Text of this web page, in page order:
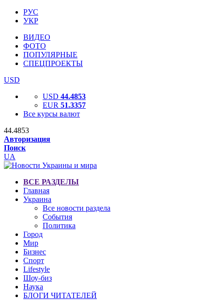
РУС
УКР
ВИДЕО
ФОТО
ПОПУЛЯРНЫЕ
СПЕЦПРОЕКТЫ
USD
USD 44.4853
EUR 51.3357
Все курсы валют
44.4853
Авторизация
Поиск
UA
ВСЕ РАЗДЕЛЫ
Главная
Украина
Все новости раздела
События
Политика
Город
Мир
Бизнес
Спорт
Lifestyle
Шоу-биз
Наука
БЛОГИ ЧИТАТЕЛЕЙ